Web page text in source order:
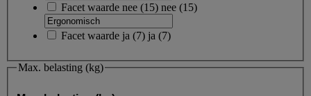
Facet waarde nee (15) nee (15)
Facet waarde ja (7) ja (7)
Max. belasting (kg)